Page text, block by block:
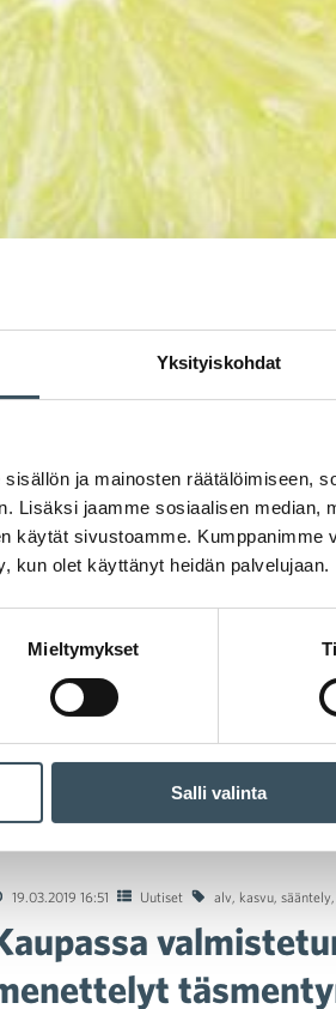
Yksityiskohdat
ja mainosten räätälöimiseen,
Lisäksi jaamme sosiaalisen median,
käytät sivustoamme. Kumppanimme
kun olet käyttänyt heidän palvelujaan.
Mieltymykset
Salli valinta
valmistetun mehun verotukseen
19.03.2019 16:51 Uutiset alv kasvu sääntely